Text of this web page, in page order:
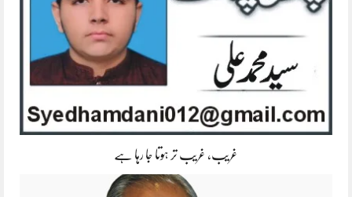
غریب، غریب تر ہوتا جا رہا ہے